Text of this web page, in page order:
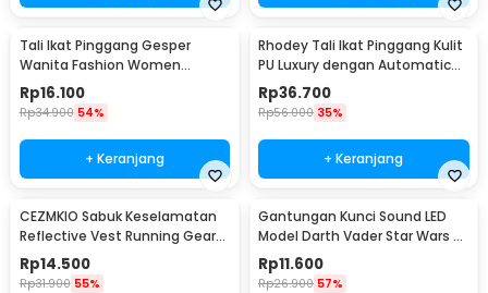
Tali Ikat Pinggang Gesper
Wanita Fashion Women
Leather Belt 110cm - LCL-HF38
Rp16.100
Rp34.900 54%
+ Keranjang
Rhodey Tali Ikat Pinggang Kulit
PU Luxury dengan Automatic
Buckle - GSPR
Rp36.700
Rp56.000 35%
+ Keranjang
CEZMKIO Sabuk Keselamatan
Reflective Vest Running Gear
High Visibility - B08
Rp14.500
Rp31.900 55%
Gantungan Kunci Sound LED
Model Darth Vader Star Wars -
BS-050
Rp11.600
Rp26.900 57%